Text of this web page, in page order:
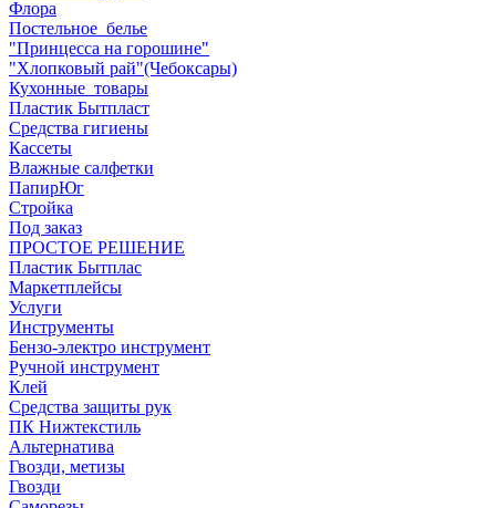
Флора
Постельное_белье
"Принцесса на горошине"
"Хлопковый рай"(Чебоксары)
Кухонные_товары
Пластик Бытпласт
Средства гигиены
Кассеты
Влажные салфетки
ПапирЮг
Стройка
Под заказ
ПРОСТОЕ РЕШЕНИЕ
Пластик Бытплас
Маркетплейсы
Услуги
Инструменты
Бензо-электро инструмент
Ручной инструмент
Клей
Средства защиты рук
ПК Нижтекстиль
Альтернатива
Гвозди, метизы
Гвозди